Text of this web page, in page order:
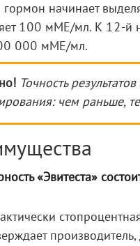
начинает
100 мМЕ/мл. К 12-й
000 мМЕ/мл.
Точность
чем раньше,
«Эвитеста»